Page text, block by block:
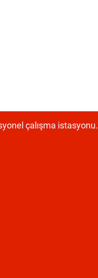
çalışma istasyonu.